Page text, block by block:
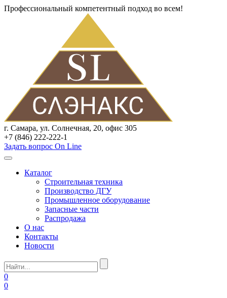
Профессиональный компетентный подход во всем!
г. Самара, ул. Солнечная, 20, офис 305
+7 (846) 222-222-1
Задать вопрос On Line
Каталог
Строительная техника
Производство ДГУ
Промышленное оборудование
Запасные части
Распродажа
О нас
Контакты
Новости
0
0